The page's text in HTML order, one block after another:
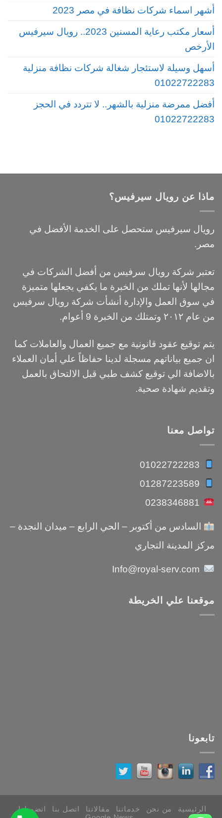
أشهر اسماء شركات نظافة في مصر 2023
أسعار مكتب رعاية المسنين 2023.. رويال سيرفيس
الأرخص
أسهل وسيلة لاستئجار شغالة شركات نظافة منزلية
01022722283
أفضل ممرضة منزلية بالشهر.. لا تتردد في الحجز
01022722283
ماذا عن رويال سيرفيس؟
رويال سيرفيس ستحصل على الخدمة الأفضل في
مصر.
تعتبر شركة رويال سرفيس من أفضل الشركات في
مجالها لأنها تملك من الخبرة ما يكفي يجعلها متميزة
في سوق العمل والإدارة أنشأت شركة رويال سرفيس
من عام ٢٠١٢ وتمتلك من الخبرة 9 أعوام.
يتم توقيع عقود قانونية مع جميع العمال والعاملات كما
ان جميع بياناتهم مسجلة لدينا حفاظاً علي أمان العملاء
بالاضافة الي توقيع كشف طبي قبل الالتحاق بالعمل
وتقديم شهادة صحية.
تواصل معنا
01022722283
01287223589
0238346881
السادس من أكتوبر – الحي الرابع – ميدان النجدة –
مركز المدينة التجاري
Info@royal-serv.com
موقعنا علي الخريطة
تابعونا
الرئيسية من نحن خدماتنا مقالاتنا اتصل بنا
انضم لنا